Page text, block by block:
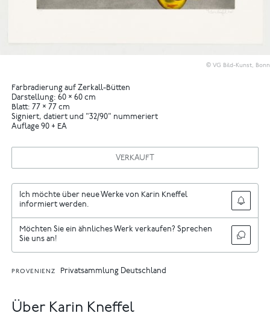
© VG Bild-Kunst, Bonn
Farbradierung auf Zerkall-Bütten
Darstellung: 60 × 60 cm
Blatt: 77 × 77 cm
Signiert, datiert und "32/90" nummeriert
Auflage 90 + EA
VERKAUFT
Ich möchte über neue Werke von Karin Kneffel
informiert werden.
Möchten Sie ein ähnliches Werk verkaufen? Sprechen
Sie uns an!
PROVENIENZ Privatsammlung Deutschland
Über Karin Kneffel